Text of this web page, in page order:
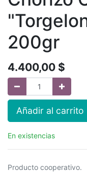
200gr
4.400,00 $
Añadir al carrito
En existencias
Producto cooperativo.